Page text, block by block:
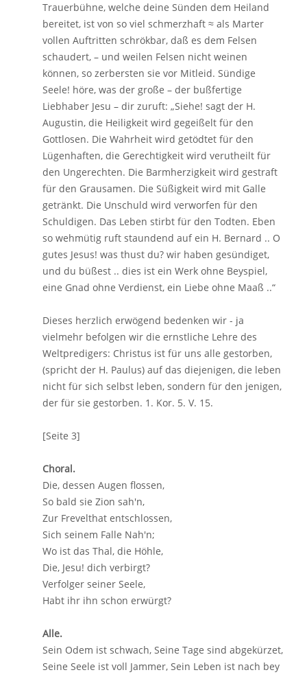
Trauerbühne, welche deine Sünden dem Heiland
bereitet, ist von so viel schmerzhaft ≈ als Marter
vollen Auftritten schrökbar, daß es dem Felsen
schaudert, – und weilen Felsen nicht weinen
können, so zerbersten sie vor Mitleid. Sündige
Seele! höre, was der große – der bußfertige
Liebhaber Jesu – dir zuruft: „Siehe! sagt der H.
Augustin, die Heiligkeit wird gegeißelt für den
Gottlosen. Die Wahrheit wird getödtet für den
Lügenhaften, die Gerechtigkeit wird verutheilt für
den Ungerechten. Die Barmherzigkeit wird gestraft
für den Grausamen. Die Süßigkeit wird mit Galle
getränkt. Die Unschuld wird verworfen für den
Schuldigen. Das Leben stirbt für den Todten. Eben
so wehmütig ruft staundend auf ein H. Bernard .. O
gutes Jesus! was thust du? wir haben gesündiget,
und du büßest .. dies ist ein Werk ohne Beyspiel,
eine Gnad ohne Verdienst, ein Liebe ohne Maaß ..“
Dieses herzlich erwögend bedenken wir - ja
vielmehr befolgen wir die ernstliche Lehre des
Weltpredigers: Christus ist für uns alle gestorben,
(spricht der H. Paulus) auf das diejenigen, die leben
nicht für sich selbst leben, sondern für den jenigen,
der für sie gestorben. 1. Kor. 5. V. 15.
[Seite 3]
Choral.
Die, dessen Augen flossen,
So bald sie Zion sah'n,
Zur Frevelthat entschlossen,
Sich seinem Falle Nah'n;
Wo ist das Thal, die Höhle,
Die, Jesu! dich verbirgt?
Verfolger seiner Seele,
Habt ihr ihn schon erwürgt?
Alle.
Sein Odem ist schwach, Seine Tage sind abgekürzet,
Seine Seele ist voll Jammer, Sein Leben ist nach bey